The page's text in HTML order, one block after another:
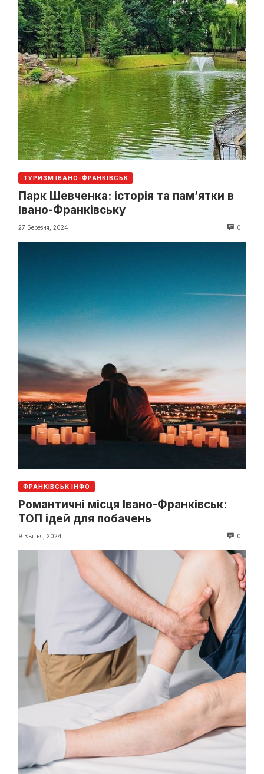
ТУРИЗМ ІВАНО-ФРАНКІВСЬК
Парк Шевченка: історія та пам’ятки в
Івано-Франківську
27 Березня, 2024 0
ФРАНКІВСЬК ІНФО
Романтичні місця Івано-Франківськ:
ТОП ідей для побачень
9 Квітня, 2024 0